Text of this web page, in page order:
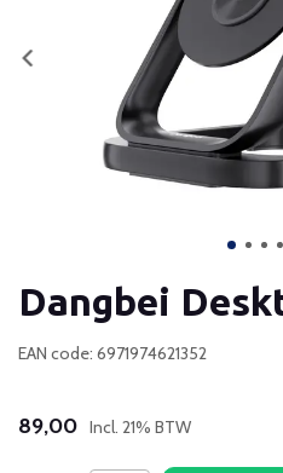
Dangbei
EAN code: 6971974621352
89,00 Incl. 21% BTW